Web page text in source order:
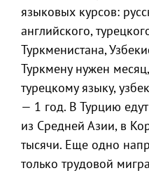
языковых курсов:
английского,
Туркменистана,
Туркмену нужен
турецкому языку,
— 1 год. В Турцию
из Средней Азии, в
тысячи. Еще одно
только трудовой